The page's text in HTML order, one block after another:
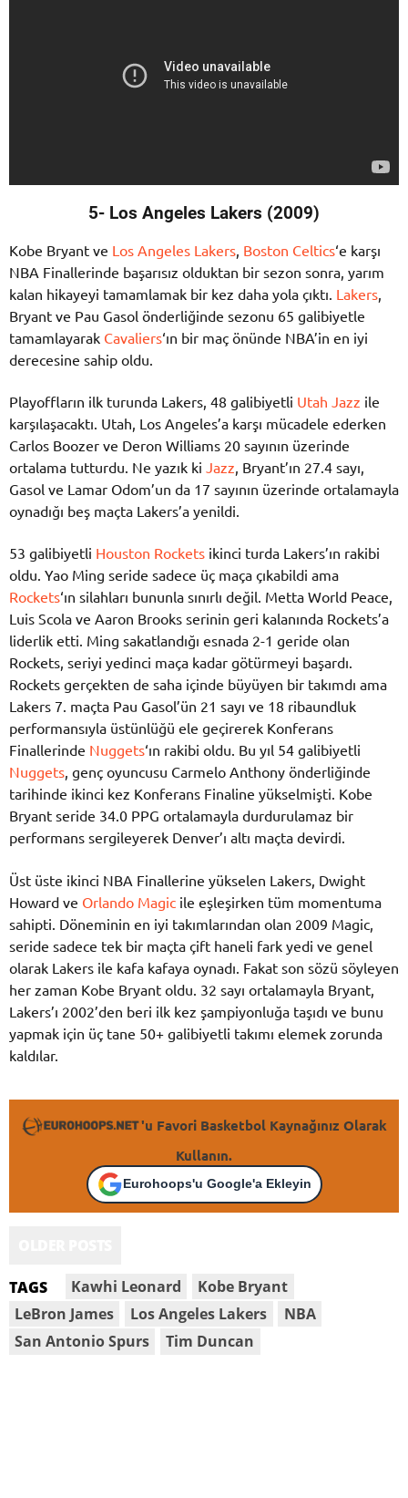
5- Los Angeles Lakers (2009)
Kobe Bryant ve Los Angeles Lakers Boston Celtics‘e karşı
NBA Finallerinde başarısız olduktan bir sezon sonra, yarım
kalan hikayeyi tamamlamak bir kez daha yola çıktı. Lakers
Bryant ve Pau Gasol önderliğinde sezonu 65 galibiyetle
tamamlayarak Cavaliers‘ın bir maç önünde NBA’in en iyi
derecesine sahip oldu.
Playoffların ilk turunda Lakers, 48 galibiyetli Utah Jazz ile
karşılaşacaktı. Utah, Los Angeles’a karşı mücadele ederken
Carlos Boozer ve Deron Williams 20 sayının üzerinde
ortalama tutturdu. Ne yazık ki Jazz, Bryant’ın 27.4 sayı,
Gasol ve Lamar Odom’un da 17 sayının üzerinde ortalamayla
oynadığı beş maçta Lakers’a yenildi.
53 galibiyetli Houston Rockets ikinci turda Lakers’ın rakibi
oldu. Yao Ming seride sadece üç maça çıkabildi ama
Rockets‘ın silahları bununla sınırlı değil. Metta World Peace,
Luis Scola ve Aaron Brooks serinin geri kalanında Rockets’a
liderlik etti. Ming sakatlandığı esnada 2-1 geride olan
Rockets, seriyi yedinci maça kadar götürmeyi başardı.
Rockets gerçekten de saha içinde büyüyen bir takımdı ama
Lakers 7. maçta Pau Gasol’ün 21 sayı ve 18 ribaundluk
performansıyla üstünlüğü ele geçirerek Konferans
Finallerinde Nuggets‘ın rakibi oldu. Bu yıl 54 galibiyetli
Nuggets, genç oyuncusu Carmelo Anthony önderliğinde
tarihinde ikinci kez Konferans Finaline yükselmişti. Kobe
Bryant seride 34.0 PPG ortalamayla durdurulamaz bir
performans sergileyerek Denver’ı altı maçta devirdi.
Üst üste ikinci NBA Finallerine yükselen Lakers, Dwight
Howard ve Orlando Magic ile eşleşirken tüm momentuma
sahipti. Döneminin en iyi takımlarından olan 2009 Magic,
seride sadece tek bir maçta çift haneli fark yedi ve genel
olarak Lakers ile kafa kafaya oynadı. Fakat son sözü söyleyen
her zaman Kobe Bryant oldu. 32 sayı ortalamayla Bryant,
Lakers’ı 2002’den beri ilk kez şampiyonluğa taşıdı ve bunu
yapmak için üç tane 50+ galibiyetli takımı elemek zorunda
kaldılar.
'u Favori Basketbol Kaynağınız Olarak
Kullanın.
Eurohoops'u Google'a Ekleyin
TAGS Kawhi Leonard
Kobe Bryant
LeBron James
Los Angeles Lakers
NBA
San Antonio Spurs
Tim Duncan